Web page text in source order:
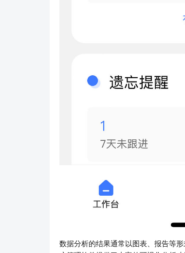
数据分析的结果通常以图表、报告等